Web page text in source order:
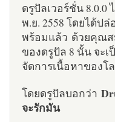
ดรูปัลเวอร์ชั่น 8.0.0
พ.ย. 2558 โดยได้ป
พร้อมแล้ว ด้วยคุณ
ของดรูปัล 8 นั้น จะเ
จัดการเนื้อหาของโ
โดยดรูปัลบอกว่า
จะรักมัน